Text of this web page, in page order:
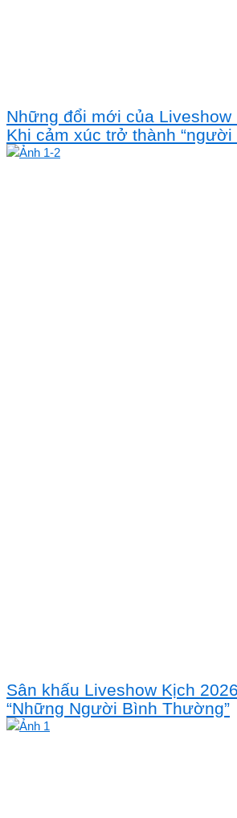
Những đổi mới của Liveshow
Khi cảm xúc trở thành “người
Sân khấu Liveshow Kịch
“Những Người Bình Thường”